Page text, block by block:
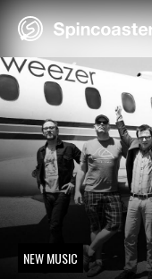
Skip
NEW MUSIC